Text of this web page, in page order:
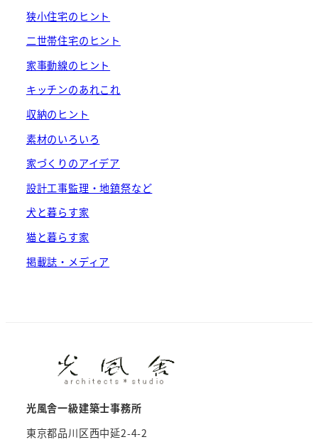
狭小住宅のヒント
二世帯住宅のヒント
家事動線のヒント
キッチンのあれこれ
収納のヒント
素材のいろいろ
家づくりのアイデア
設計工事監理・地鎮祭など
犬と暮らす家
猫と暮らす家
掲載誌・メディア
光風舎一級建築士事務所
東京都品川区西中延2-4-2